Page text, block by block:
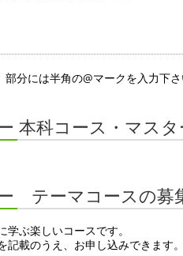
には半角の@マークを入力下
本科コース・マス
テーマコースの募
ぶ楽しいコースです。
載のうえ、お申し込みできます。